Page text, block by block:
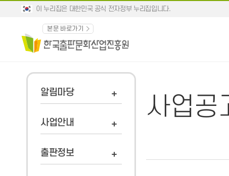
이 누리집은 대한민국 공식 전자정부 누리집입니다.
본문 바로가기
알림마당
사업안내
출판정보
사업공